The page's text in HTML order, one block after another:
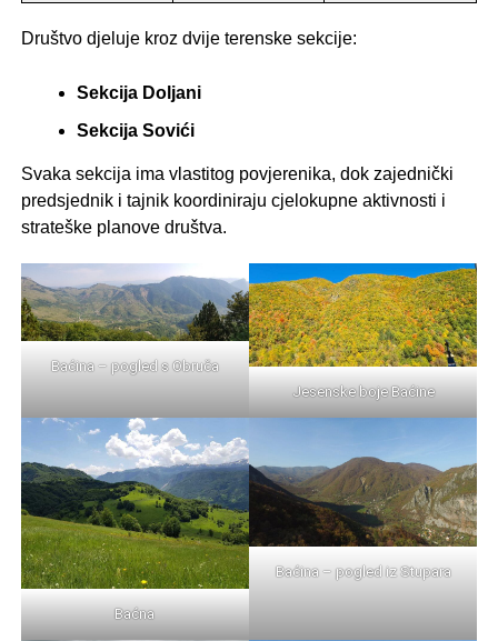
Društvo djeluje kroz dvije terenske sekcije:
Sekcija Doljani
Sekcija Sovići
Svaka sekcija ima vlastitog povjerenika, dok zajednički
predsjednik i tajnik koordiniraju cjelokupne aktivnosti i
strateške planove društva.
Baćina – pogled s Obruča
Jesenske boje Baćine
Baćna
Baćina – pogled iz Stupara